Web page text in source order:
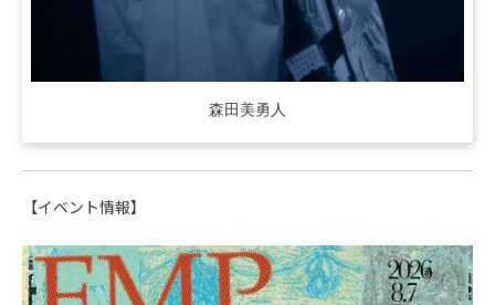
森田美勇人
【イベント情報】